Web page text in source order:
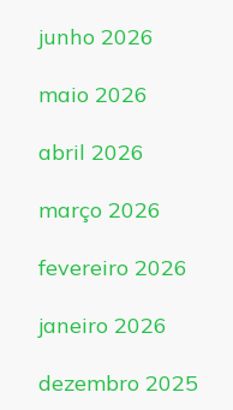
junho 2026
maio 2026
abril 2026
março 2026
fevereiro 2026
janeiro 2026
dezembro 2025